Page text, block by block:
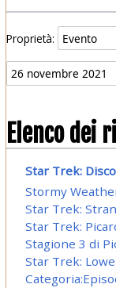
Proprietà:
Elenco dei
Star Trek:
Stormy
Star Trek:
Star Trek:
Stagione 3 di
Star Trek: